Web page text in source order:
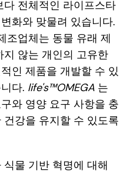
전체적인 라이프스타
화와 맞물려 있습니다.
조업체는 동물 유래 제
않는 개인의 고유한
인 제품을 개발할 수 있
다. life's™OMEGA 는
와 영양 요구 사항을 충
강을 유지할 수 있도록
물 기반 혁명에 대해